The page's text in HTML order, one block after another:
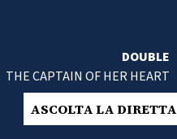
DOUBLE
THE CAPTAIN OF HER HEART
ASCOLTA LA DIRETTA